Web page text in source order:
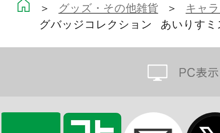
サイズは57mmで、付けてよし飾っ
テムです。
全15種、この商品は 1セット 15個
＞ グッズ・その他雑貨 ＞ キャ
グバッジコレクション あいりす